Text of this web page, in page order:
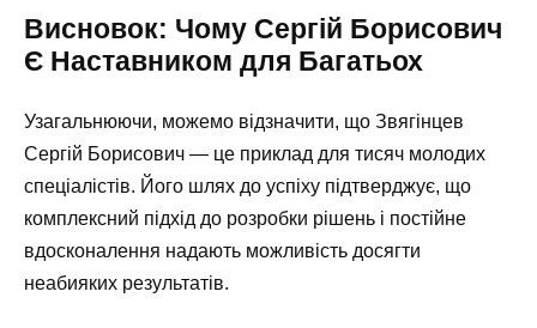
Висновок: Чому Сергій Борисович
Є Наставником для Багатьох
Узагальнюючи, можемо відзначити, що Звягінцев
Сергій Борисович — це приклад для тисяч молодих
спеціалістів. Його шлях до успіху підтверджує, що
комплексний підхід до розробки рішень і постійне
вдосконалення надають можливість досягти
неабияких результатів.